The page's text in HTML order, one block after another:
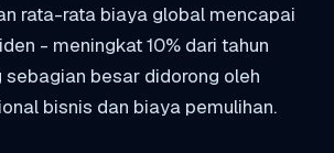
rata-rata biaya global mencapai
- meningkat 10% dari tahun
sebagian besar didorong oleh
bisnis dan biaya pemulihan.